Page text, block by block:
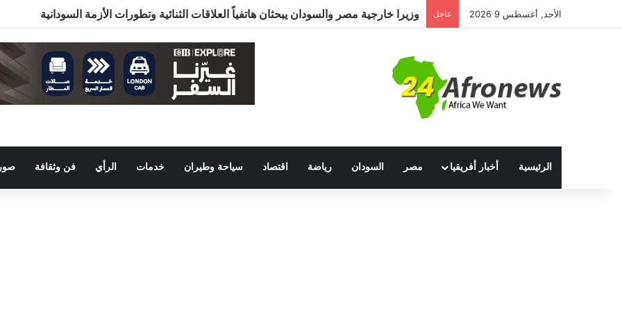
الأحد, أغسطس 9 2026 عاجل وزيرا خارجية مصر والسودان يبحثان هاتفياً العلاقات الثنائية وتطورات الأزمة السودانية
الرئيسية أخبار أفريقيا مصر السودان رياضة اقتصاد سياحة وطيران خدمات الرأي فن وثقافة